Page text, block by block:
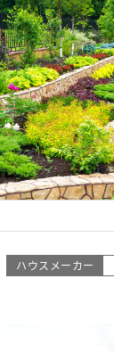
ハウスメーカー